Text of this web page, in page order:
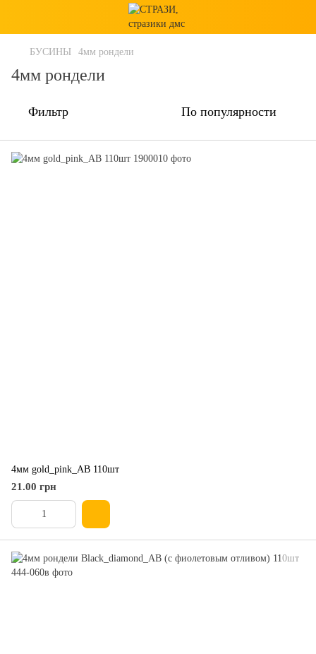
БУСИНЫ 4мм рондели
4мм рондели
Фильтр По популярности
4мм gold_pink_AB 110шт
21.00 грн